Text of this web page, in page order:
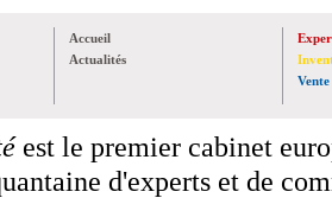
Accueil
Actualités
Vente
est le premier cabinet
d'experts et de